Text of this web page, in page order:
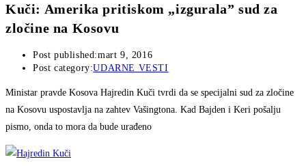
Kuči: Amerika pritiskom „izgurala” sud za
zločine na Kosovu
Post published:mart 9, 2016
Post category:UDARNE VESTI
Ministar pravde Kosova Hajredin Kuči tvrdi da se specijalni sud za zločine
na Kosovu uspostavlja na zahtev Vašingtona. Kad Bajden i Keri pošalju
pismo, onda to mora da bude urađeno